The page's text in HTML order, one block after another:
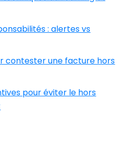
: alertes vs
contester une facture hors
pour éviter le hors